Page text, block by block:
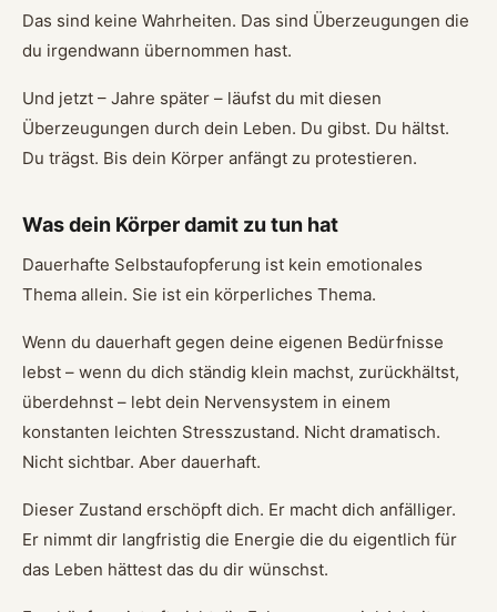
Das sind keine Wahrheiten. Das sind Überzeugungen die
du irgendwann übernommen hast.
Und jetzt – Jahre später – läufst du mit diesen
Überzeugungen durch dein Leben. Du gibst. Du hältst.
Du trägst. Bis dein Körper anfängt zu protestieren.
Was dein Körper damit zu tun hat
Dauerhafte Selbstaufopferung ist kein emotionales
Thema allein. Sie ist ein körperliches Thema.
Wenn du dauerhaft gegen deine eigenen Bedürfnisse
lebst – wenn du dich ständig klein machst, zurückhältst,
überdehnst – lebt dein Nervensystem in einem
konstanten leichten Stresszustand. Nicht dramatisch.
Nicht sichtbar. Aber dauerhaft.
Dieser Zustand erschöpft dich. Er macht dich anfälliger.
Er nimmt dir langfristig die Energie die du eigentlich für
das Leben hättest das du dir wünschst.